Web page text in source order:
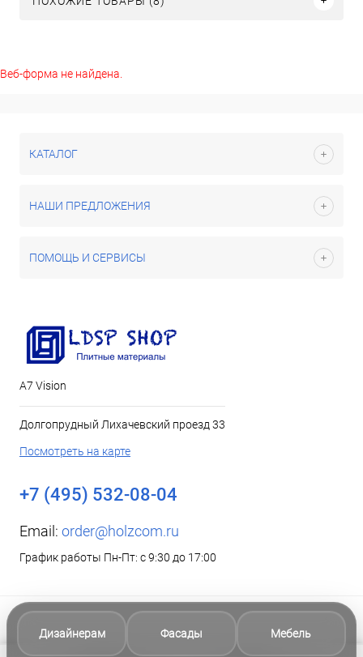
Веб-форма не найдена.
КАТАЛОГ
НАШИ ПРЕДЛОЖЕНИЯ
ПОМОЩЬ И СЕРВИСЫ
А7 Vision
Долгопрудный Лихачевский проезд 33
Посмотреть на карте
+7 (495) 532-08-04
Email: order@holzcom.ru
График работы Пн-Пт: с 9:30 до 17:00
Дизайнерам Фасады Мебель